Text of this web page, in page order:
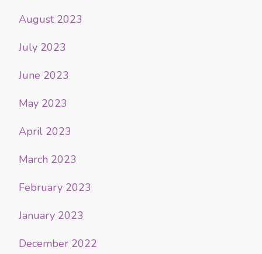
August 2023
July 2023
June 2023
May 2023
April 2023
March 2023
February 2023
January 2023
December 2022